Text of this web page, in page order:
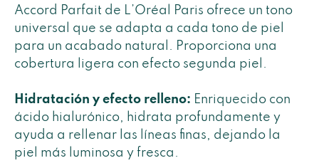
Accord Parfait de L’Oréal Paris ofrece un tono
universal que se adapta a cada tono de piel
para un acabado natural. Proporciona una
cobertura ligera con efecto segunda piel.
Hidratación y efecto relleno: Enriquecido con
ácido hialurónico, hidrata profundamente y
ayuda a rellenar las líneas finas, dejando la
piel más luminosa y fresca.